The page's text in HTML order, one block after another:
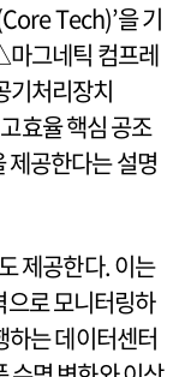
Tech)’을 기
그네틱 컴프레
처리장치
효율 핵심 공조
제공한다는 설명
제공한다. 이는
으로 모니터링하
하는 데이터센터